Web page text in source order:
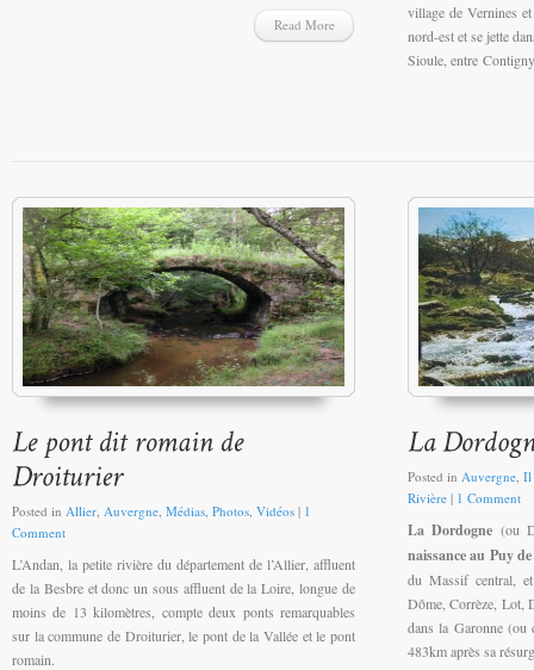
Read More
village de Vernines
nord-est et se jette
Sioule, entre
Posted in Allier Auvergne Médias Photos Vidéos | 1
Comment
L’Andan, la petite rivière du département de l’Allier, affluent
de la Besbre et donc un sous affluent de la Loire, longue de
moins de 13 kilomètres, compte deux ponts remarquables
sur la commune de Droiturier, le pont de la Vallée et le pont
romain.
Posted in Auvergne, Il
Rivière | 1 Comment
La Dordogne (ou
naissance au Puy
du Massif central,
Dôme, Corrèze, Lot,
dans la Garonne (ou
483km après sa